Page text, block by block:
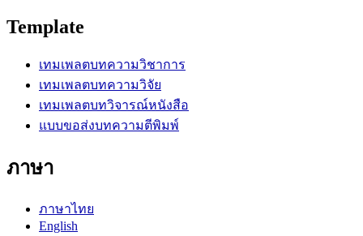
Template
เทมเพลตบทความวิชาการ
เทมเพลตบทความวิจัย
เทมเพลตบทวิจารณ์หนังสือ
แบบขอส่งบทความตีพิมพ์
ภาษา
ภาษาไทย
English